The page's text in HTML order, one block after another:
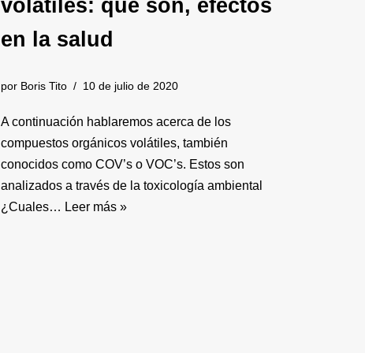
volátiles: que son, efectos
en la salud
por Boris Tito 10 de julio de 2020
A continuación hablaremos acerca de los
compuestos orgánicos volátiles, también
conocidos como COV’s o VOC’s. Estos son
analizados a través de la toxicología ambiental
¿Cuales… Leer más »